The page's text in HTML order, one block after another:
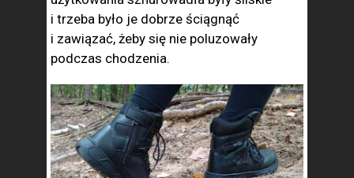
i trzeba było je dobrze ściągnąć
i zawiązać, żeby się nie poluzowały
podczas chodzenia.